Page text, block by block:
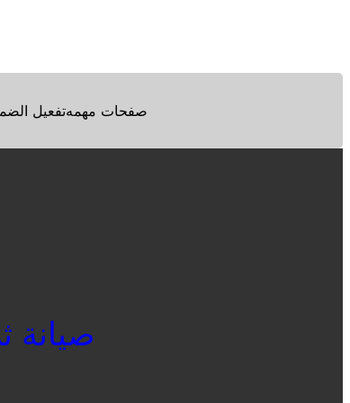
تفعيلصفحات مهمه
صيانة